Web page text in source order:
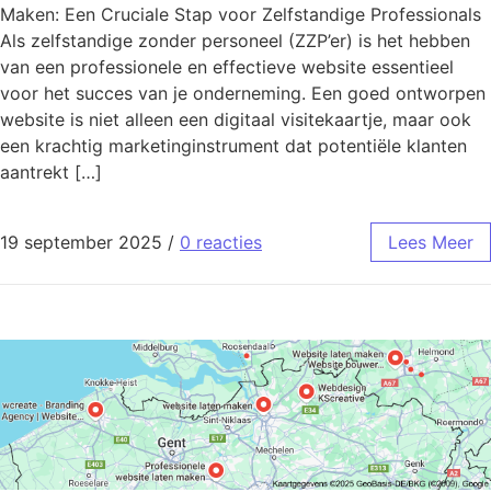
Maken: Een Cruciale Stap voor Zelfstandige Professionals
Als zelfstandige zonder personeel (ZZP’er) is het hebben
van een professionele en effectieve website essentieel
voor het succes van je onderneming. Een goed ontworpen
website is niet alleen een digitaal visitekaartje, maar ook
een krachtig marketinginstrument dat potentiële klanten
aantrekt […]
19 september 2025 / 0 reacties Lees Meer